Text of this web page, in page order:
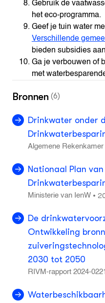
Gebruik de
het eco-programma.
Geef je tuin water
Verschillende
bieden subsidies
Ga je verbouwen of
met
Bronnen (6)
Drinkwater onder
Algemene Rekenkamer
Nationaal Plan
Ministerie van IenW•
De
Ontwikkeling
2030 tot 2050
RIVM-rapport 2024-